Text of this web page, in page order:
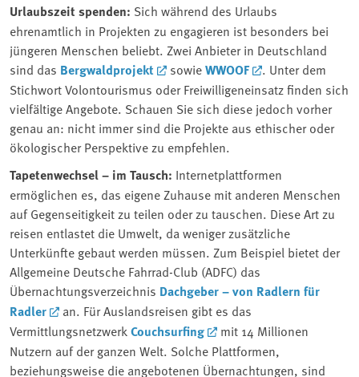
Urlaubszeit spenden: Sich während des Urlaubs
ehrenamtlich in Projekten zu engagieren ist besonders bei
jüngeren Menschen beliebt. Zwei Anbieter in Deutschland
sind das Bergwaldprojekt sowieWWOOF
. Unter dem
Stichwort Volontourismus oder Freiwilligeneinsatz finden sich
vielfältige Angebote. Schauen Sie sich diese jedoch vorher
genau an: nicht immer sind die Projekte aus ethischer oder
ökologischer Perspektive zu empfehlen.
Tapetenwechsel – im Tausch: Internetplattformen
ermöglichen es, das eigene Zuhause mit anderen Menschen
auf Gegenseitigkeit zu teilen oder zu tauschen. Diese Art zu
reisen entlastet die Umwelt, da weniger zusätzliche
Unterkünfte gebaut werden müssen. Zum Beispiel bietet der
Allgemeine Deutsche Fahrrad-Club (ADFC) das
Übernachtungsverzeichnis Dachgeber – von Radlern für
Radler
an. Für Auslandsreisen gibt es das
Vermittlungsnetzwerk Couchsurfing
mit 14 Millionen
Nutzern auf der ganzen Welt. Solche Plattformen,
beziehungsweise die angebotenen Übernachtungen, sind